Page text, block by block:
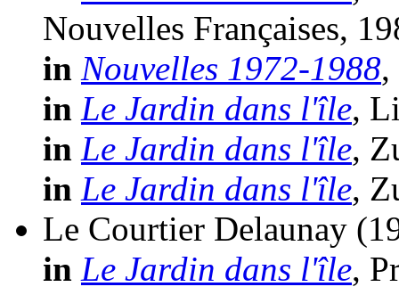
Nouvelles Françaises,
in Nouvelles 1972-1988,
in Le Jardin dans l'île,
in Le Jardin dans l'île,
in Le Jardin dans l'île,
Le Courtier Delaunay
in Le Jardin dans l'île,